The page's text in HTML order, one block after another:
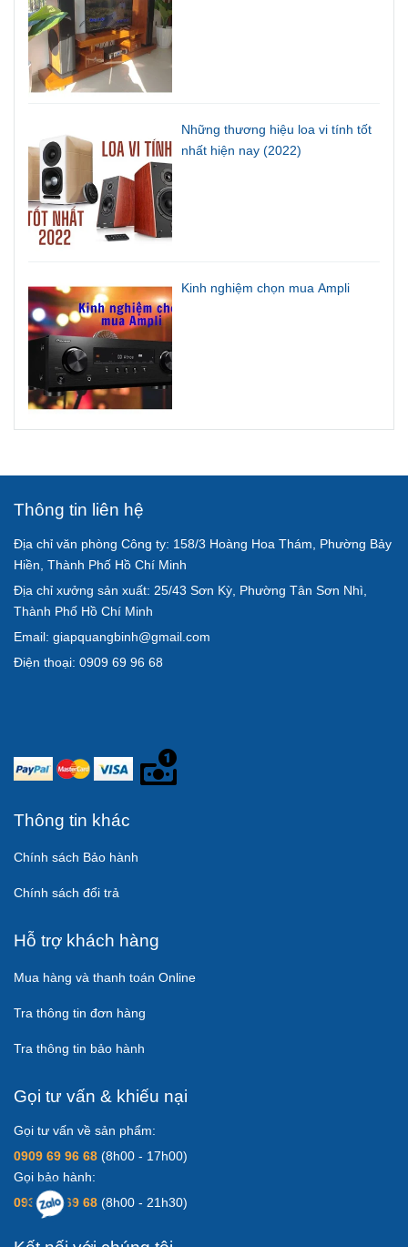
Những thương hiệu loa vi tính tốt
nhất hiện nay (2022)
Kinh nghiệm chọn mua Ampli
Thông tin liên hệ
Địa chỉ văn phòng Công ty: 158/3 Hoàng Hoa Thám, Phường Bảy
Hiền, Thành Phố Hồ Chí Minh
Địa chỉ xưởng sản xuất: 25/43 Sơn Kỳ, Phường Tân Sơn Nhì,
Thành Phố Hồ Chí Minh
Email: giapquangbinh@gmail.com
Điện thoại: 0909 69 96 68
Thông tin khác
Chính sách Bảo hành
Chính sách đổi trả
Hỗ trợ khách hàng
Mua hàng và thanh toán Online
Tra thông tin đơn hàng
Tra thông tin bảo hành
Gọi tư vấn & khiếu nại
Gọi tư vấn về sản phẩm:
0909 69 96 68 (8h00 - 17h00)
Gọi bảo hành:
0931 83 69 68 (8h00 - 21h30)